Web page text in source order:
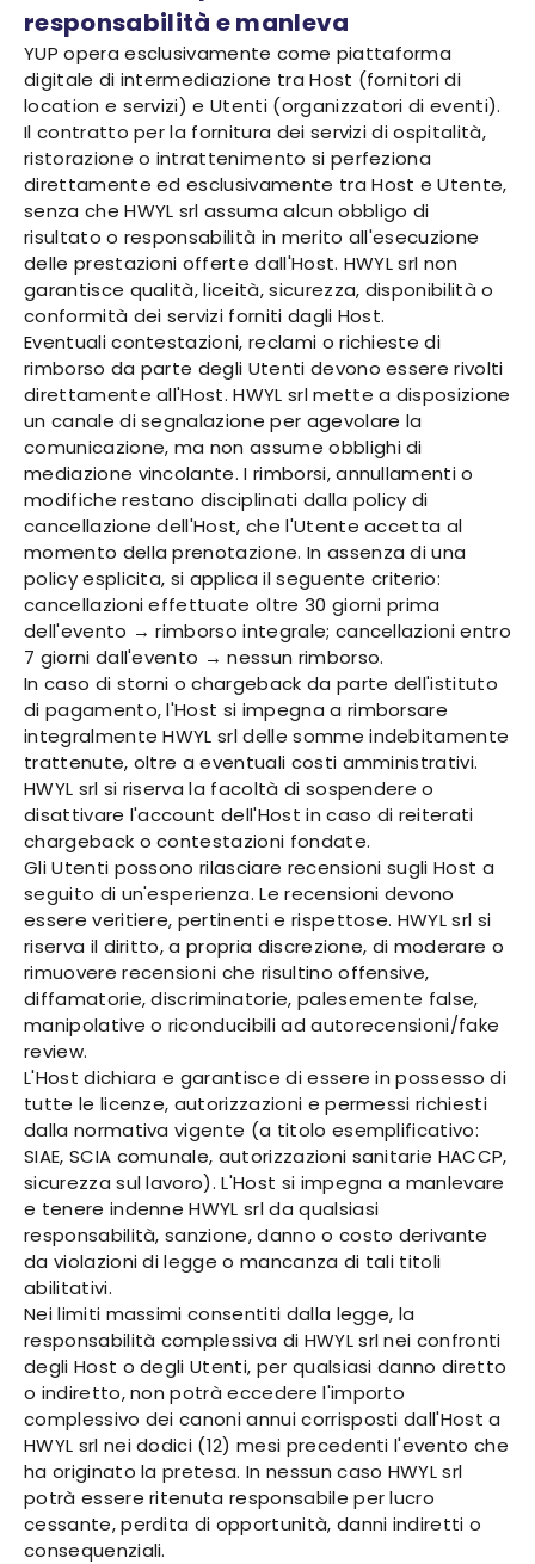
responsabilità e manleva
YUP opera esclusivamente come piattaforma
digitale di intermediazione tra Host (fornitori di
location e servizi) e Utenti (organizzatori di eventi).
Il contratto per la fornitura dei servizi di ospitalità,
ristorazione o intrattenimento si perfeziona
direttamente ed esclusivamente tra Host e Utente,
senza che HWYL srl assuma alcun obbligo di
risultato o responsabilità in merito all'esecuzione
delle prestazioni offerte dall'Host. HWYL srl non
garantisce qualità, liceità, sicurezza, disponibilità o
conformità dei servizi forniti dagli Host.
Eventuali contestazioni, reclami o richieste di
rimborso da parte degli Utenti devono essere rivolti
direttamente all'Host. HWYL srl mette a disposizione
un canale di segnalazione per agevolare la
comunicazione, ma non assume obblighi di
mediazione vincolante. I rimborsi, annullamenti o
modifiche restano disciplinati dalla policy di
cancellazione dell'Host, che l'Utente accetta al
momento della prenotazione. In assenza di una
policy esplicita, si applica il seguente criterio:
cancellazioni effettuate oltre 30 giorni prima
dell'evento → rimborso integrale; cancellazioni entro
7 giorni dall'evento → nessun rimborso.
In caso di storni o chargeback da parte dell'istituto
di pagamento, l'Host si impegna a rimborsare
integralmente HWYL srl delle somme indebitamente
trattenute, oltre a eventuali costi amministrativi.
HWYL srl si riserva la facoltà di sospendere o
disattivare l'account dell'Host in caso di reiterati
chargeback o contestazioni fondate.
Gli Utenti possono rilasciare recensioni sugli Host a
seguito di un'esperienza. Le recensioni devono
essere veritiere, pertinenti e rispettose. HWYL srl si
riserva il diritto, a propria discrezione, di moderare o
rimuovere recensioni che risultino offensive,
diffamatorie, discriminatorie, palesemente false,
manipolative o riconducibili ad autorecensioni/fake
review.
L'Host dichiara e garantisce di essere in possesso di
tutte le licenze, autorizzazioni e permessi richiesti
dalla normativa vigente (a titolo esemplificativo:
SIAE, SCIA comunale, autorizzazioni sanitarie HACCP,
sicurezza sul lavoro). L'Host si impegna a manlevare
e tenere indenne HWYL srl da qualsiasi
responsabilità, sanzione, danno o costo derivante
da violazioni di legge o mancanza di tali titoli
abilitativi.
Nei limiti massimi consentiti dalla legge, la
responsabilità complessiva di HWYL srl nei confronti
degli Host o degli Utenti, per qualsiasi danno diretto
o indiretto, non potrà eccedere l'importo
complessivo dei canoni annui corrisposti dall'Host a
HWYL srl nei dodici (12) mesi precedenti l'evento che
ha originato la pretesa. In nessun caso HWYL srl
potrà essere ritenuta responsabile per lucro
cessante, perdita di opportunità, danni indiretti o
consequenziali.